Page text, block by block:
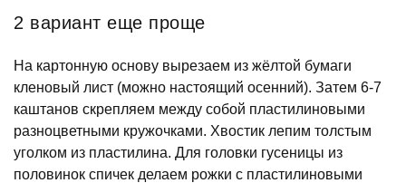
2 вариант еще проще
На картонную основу вырезаем из жёлтой бумаги
кленовый лист (можно настоящий осенний). Затем 6-7
каштанов скрепляем между собой пластилиновыми
разноцветными кружочками. Хвостик лепим толстым
уголком из пластилина. Для головки гусеницы из
половинок спичек делаем рожки с пластилиновыми